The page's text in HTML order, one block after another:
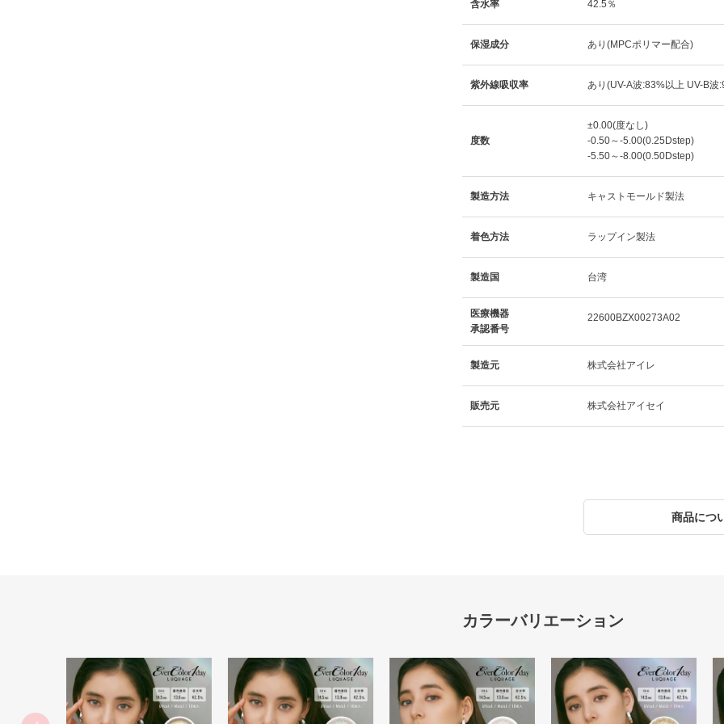
含水率 42.5％
保湿成分 あり(MPCポリマー配合)
紫外線吸収率 あり(UV-A波:83%以上 UV-B波
度数
±0.00(度なし)
-0.50～-5.00(0.25Dstep)
-5.50～-8.00(0.50Dstep)
製造方法 キャストモールド製法
着色方法 ラップイン製法
製造国 台湾
医療機器
承認番号
22600BZX00273A02
製造元 株式会社アイレ
販売元 株式会社アイセイ
商品につ